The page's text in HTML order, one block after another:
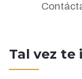
Tal vez te